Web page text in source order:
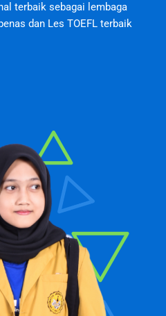
terbaik sebagai lembaga
dan Les TOEFL terbaik